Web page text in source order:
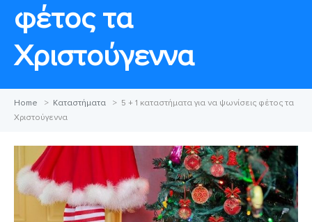
φέτος τα
Χριστούγεννα
Home > Καταστήματα > 5 + 1 καταστήματα για να ψωνίσεις φέτος τα
Χριστούγεννα